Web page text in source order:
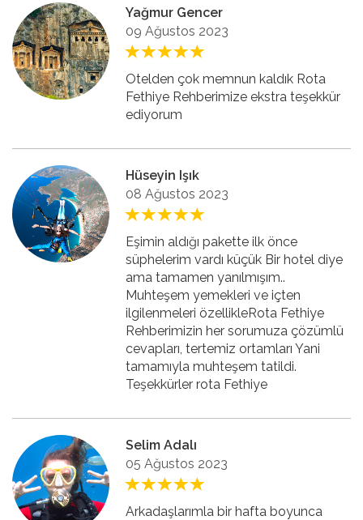
Yağmur Gencer
09 Ağustos 2023
Otelden çok memnun kaldık Rota
Fethiye Rehberimize ekstra teşekkür
ediyorum
Hüseyin Işık
08 Ağustos 2023
Eşimin aldığı pakette ilk önce
süphelerim vardı küçük Bir hotel diye
ama tamamen yanılmışım..
Muhteşem yemekleri ve içten
ilgilenmeleri özellikleRota Fethiye
Rehberimizin her sorumuza çözümlü
cevapları, tertemiz ortamları Yani
tamamıyla muhteşem tatildi.
Teşekkürler rota Fethiye
Selim Adalı
05 Ağustos 2023
Arkadaşlarımla bir hafta boyunca